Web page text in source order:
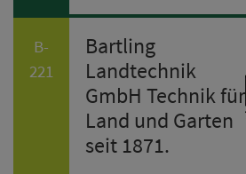
B-
221
Bartling
Landtechnik
GmbH Technik für
Land und Garten
seit 1871.